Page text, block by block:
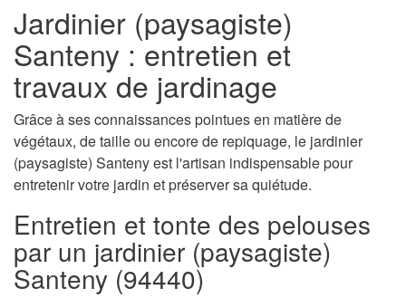
Jardinier (paysagiste)
Santeny : entretien et
travaux de jardinage
Grâce à ses connaissances pointues en matière de
végétaux, de taille ou encore de repiquage, le jardinier
(paysagiste) Santeny est l'artisan indispensable pour
entretenir votre jardin et préserver sa quiétude.
Entretien et tonte des pelouses
par un jardinier (paysagiste)
Santeny (94440)